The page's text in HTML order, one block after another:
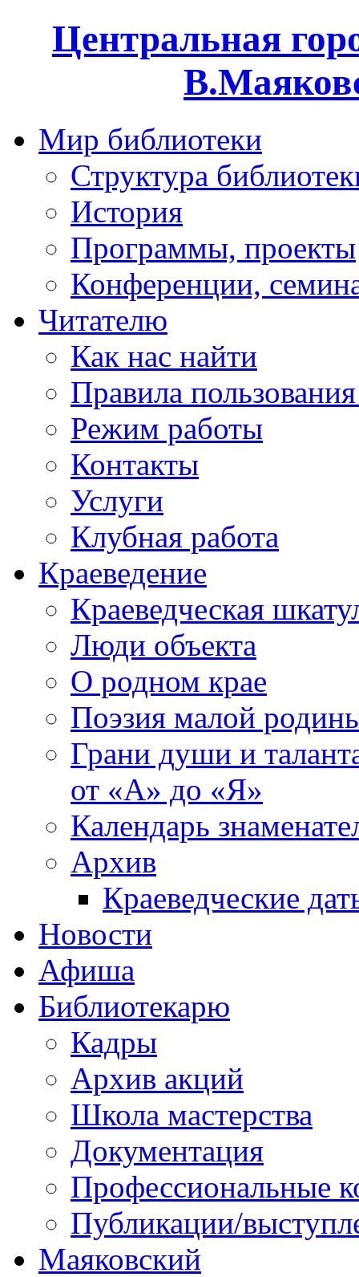
Центральная
Мир библиотеки
Структура
История
Программы, проекты
Конференции,
Читателю
Как нас найти
Правила
Режим работы
Контакты
Услуги
Клубная работа
Краеведение
Краеведческая
Люди объекта
О родном крае
Поэзия малой
Грани души и
от «А» до «Я»
Календарь
Архив
Краеведческие
Новости
Афиша
Библиотекарю
Кадры
Архив акций
Школа мастерства
Документация
Профессиональные
Публикации/
Маяковский